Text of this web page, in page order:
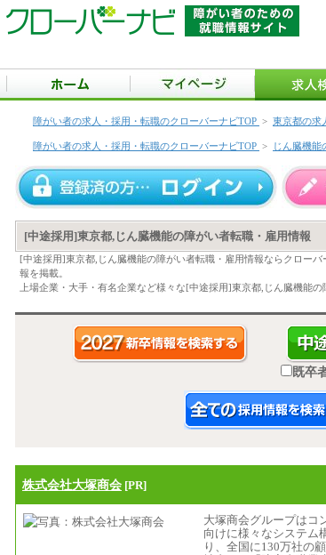
障がい者の求人・採用・転職のクローバーナビTOP > 東京都の求
障がい者の求人・採用・転職のクローバーナビTOP > じん臓機能
[中途採用]東京都,じん臓機能の障がい者転職・雇用情報
[中途採用]東京都,じん臓機能の障がい者転職・雇用情報ならクロー
報を掲載。
上場企業・大手・有名企業など様々な[中途採用]東京都,じん臓機能
既卒
株式会社大塚商会 [PR]
大塚商会グループはコ
向けに様々なシステム
り、全国に130万社の